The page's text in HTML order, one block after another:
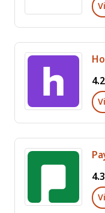
4.2
4.3